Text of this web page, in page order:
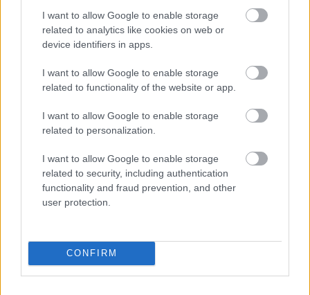
I want to allow Google to enable storage
related to analytics like cookies on web or
device identifiers in apps.
I want to allow Google to enable storage
related to functionality of the website or app.
I want to allow Google to enable storage
related to personalization.
I want to allow Google to enable storage
related to security, including authentication
functionality and fraud prevention, and other
user protection.
CONFIRM
καραντίνα σου
ονλάιν
PODCASTS